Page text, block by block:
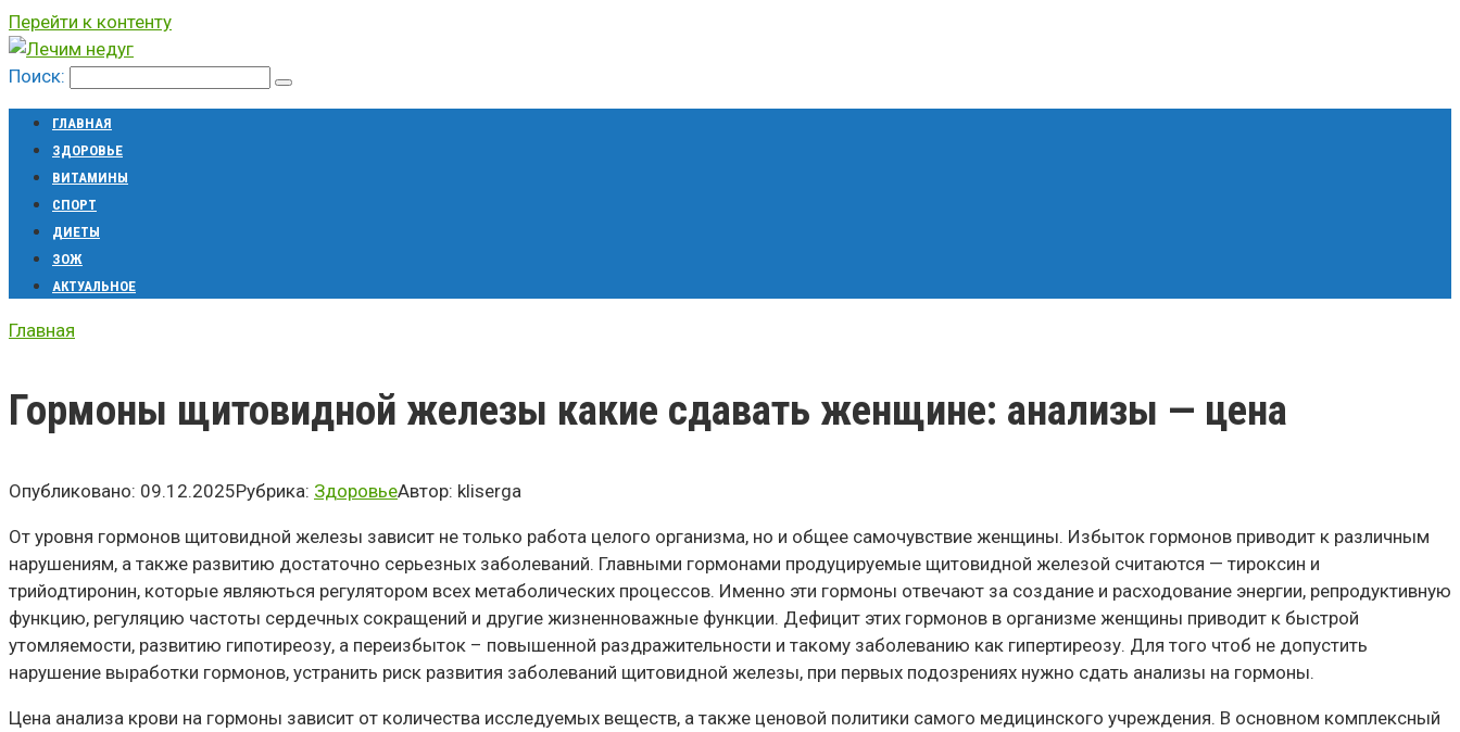
Перейти к контенту
Поиск:
ГЛАВНАЯ
ЗДОРОВЬЕ
ВИТАМИНЫ
СПОРТ
ДИЕТЫ
ЗОЖ
АКТУАЛЬНОЕ
Главная
Гормоны щитовидной железы какие сдавать женщине: анализы — цена
Опубликовано: 09.12.2025Рубрика: ЗдоровьеАвтор: kliserga
От уровня гормонов щитовидной железы зависит не только работа целого организма, но и общее самочувствие женщины. Избыток гормонов приводит к различным
нарушениям, а также развитию достаточно серьезных заболеваний. Главными гормонами продуцируемые щитовидной железой считаются — тироксин и
трийодтиронин, которые являються регулятором всех метаболических процессов. Именно эти гормоны отвечают за создание и расходование энергии, репродуктивную
функцию, регуляцию частоты сердечных сокращений и другие жизненноважные функции. Дефицит этих гормонов в организме женщины приводит к быстрой
утомляемости, развитию гипотиреозу, а переизбыток – повышенной раздражительности и такому заболеванию как гипертиреозу. Для того чтоб не допустить
нарушение выработки гормонов, устранить риск развития заболеваний щитовидной железы, при первых подозрениях нужно сдать анализы на гормоны.
Цена анализа крови на гормоны зависит от количества исследуемых веществ, а также ценовой политики самого медицинского учреждения. В основном комплексный